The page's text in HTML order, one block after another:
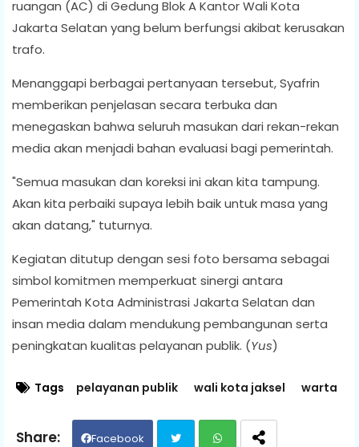
ruangan (AC) di Gedung Blok A Kantor Wali Kota
Jakarta Selatan yang belum berfungsi akibat kerusakan
trafo.
Menanggapi berbagai pertanyaan tersebut, Syafrin
memberikan penjelasan secara terbuka dan
menegaskan bahwa seluruh masukan dari rekan-rekan
media akan menjadi bahan evaluasi bagi pemerintah.
"Semua masukan dan koreksi ini akan kita tampung.
Akan kita perbaiki supaya lebih baik untuk masa yang
akan datang," tuturnya.
Kegiatan ditutup dengan sesi foto bersama sebagai
simbol komitmen memperkuat sinergi antara
Pemerintah Kota Administrasi Jakarta Selatan dan
insan media dalam mendukung pembangunan serta
peningkatan kualitas pelayanan publik. (Yus)
Tags pelayanan publik wali kota jaksel warta
Facebook